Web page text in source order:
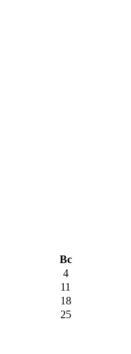
Вс
4
11
18
25